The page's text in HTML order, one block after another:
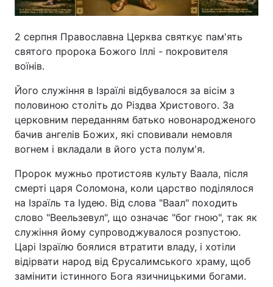
2 серпня Православна Церква святкує пам'ять
святого пророка Божого Іллі - покровителя
воїнів.
Його служіння в Ізраїлі відбувалося за вісім з
половиною століть до Різдва Христового. За
церковним переданням батько новонародженого
бачив ангелів Божих, які сповивали немовля
вогнем і вкладали в його уста полум'я.
Пророк мужньо протистояв культу Ваала, після
смерті царя Соломона, коли царство поділялося
на Ізраїль та Іудею. Від слова "Ваал" походить
слово "Веельзевул", що означає "бог гною", так як
служіння йому супроводжувалося розпустою.
Царі Ізраїлю боялися втратити владу, і хотіли
відірвати народ від Єрусалимського храму, щоб
замінити істинного Бога язичницькими богами.